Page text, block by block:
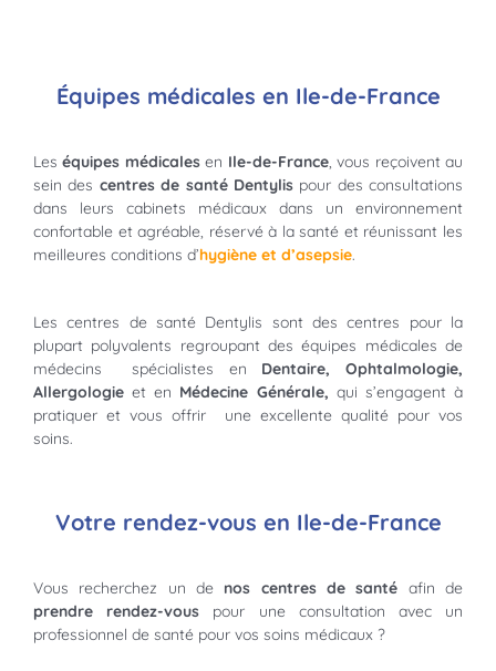
Équipes médicales en Ile-de-France
Leséquipes médicalesen Ile-de-France, vous reçoivent au
sein des centres de santéDentylispour des consultations
dans leurs cabinets médicaux dans un environnement
confortable et agréable, réservé à la santé et réunissant les
meilleures conditions d’hygiène et d’asepsie.
Les centres de santé Dentylis sont des centres pour la
plupart polyvalents regroupant des équipes médicales de
médecins spécialistes en Dentaire, Ophtalmologie,
Allergologieet en Médecine Générale, qui s’engagent à
pratiquer et vous offrir une excellente qualité pour vos
soins.
Votre rendez-vous en Ile-de-France
Vous recherchez un de nos centres de santé afin de
prendre rendez-vous pour une consultation avec un
professionnel de santé pour vos soins médicaux ?